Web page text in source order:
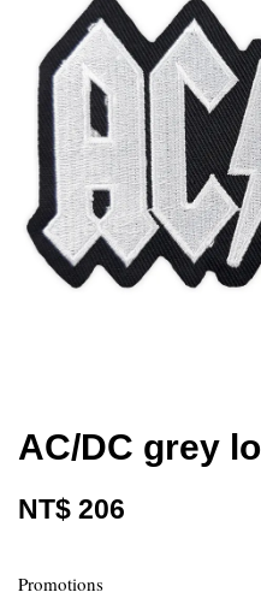
AC/DC grey
NT$ 206
Promotions